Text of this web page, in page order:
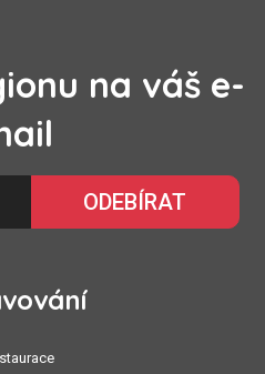
na váš e-
ODEBÍRAT